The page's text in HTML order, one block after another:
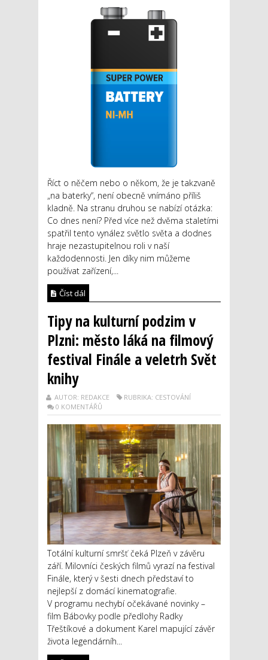
Říct o něčem nebo o někom, že je takzvaně
„na baterky“, není obecně vnímáno příliš
kladně. Na stranu druhou se nabízí otázka:
Co dnes není? Před více než dvěma staletími
spatřil tento vynález světlo světa a dodnes
hraje nezastupitelnou roli v naší
každodennosti. Jen díky nim můžeme
používat zařízení,...
Číst dál
Tipy na kulturní podzim v
Plzni: město láká na filmový
festival Finále a veletrh Svět
knihy
AUTOR: REDAKCE
RUBRIKA: CESTOVÁNÍ
0 KOMENTÁŘŮ
Totální kulturní smršť čeká Plzeň v závěru
září. Milovníci českých filmů vyrazí na festival
Finále, který v šesti dnech představí to
nejlepší z domácí kinematografie.
V programu nechybí očekávané novinky –
film Bábovky podle předlohy Radky
Třeštíkové a dokument Karel mapující závěr
života legendárníh...